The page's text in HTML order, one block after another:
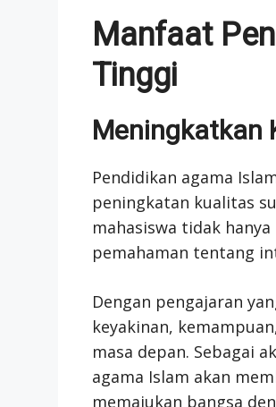
Manfaat
Tinggi
Meningkatkan
Pendidikan agama
peningkatan kualitas
mahasiswa tidak
pemahaman tentang
Dengan pengajaran
keyakinan,
masa depan. Sebagai
agama Islam akan
memajukan bangsa